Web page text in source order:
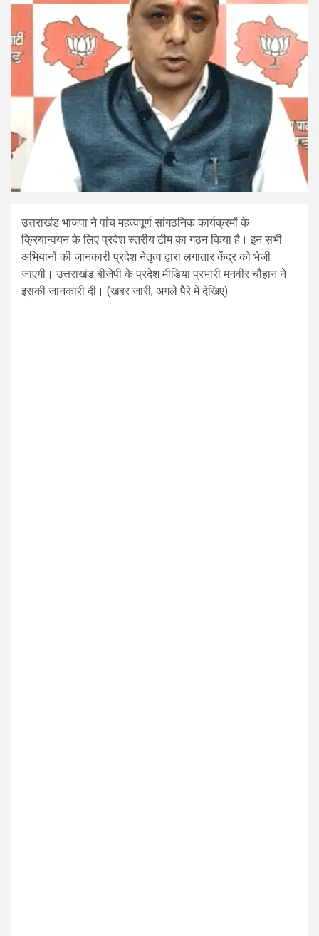
उत्तराखंड भाजपा ने पांच महत्वपूर्ण सांगठनिक कार्यक्रमों के
क्रियान्वयन के लिए प्रदेश स्तरीय टीम का गठन किया है। इन सभी
अभियानों की जानकारी प्रदेश नेतृत्व द्वारा लगातार केंद्र को भेजी
जाएगी। उत्तराखंड बीजेपी के प्रदेश मीडिया प्रभारी मनवीर चौहान ने
इसकी जानकारी दी। (खबर जारी, अगले पैरे में देखिए)